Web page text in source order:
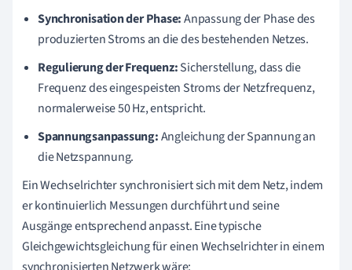
Synchronisation der Phase:Anpassung der Phase des
produzierten Stroms an die des bestehenden Netzes.
Regulierung der Frequenz:Sicherstellung, dass die
Frequenz des eingespeisten Stroms der Netzfrequenz,
normalerweise 50 Hz, entspricht.
Spannungsanpassung:Angleichung der Spannung an
die Netzspannung.
Ein Wechselrichter synchronisiert sich mit dem Netz, indem
er kontinuierlich Messungen durchführt und seine
Ausgänge entsprechend anpasst. Eine typische
Gleichgewichtsgleichung für einen Wechselrichter in einem